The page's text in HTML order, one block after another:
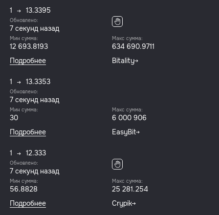
1 13.3395
Обновлено:
7 секунд назад
Мин сумма:
12 693.8193
Макс сумма:
634 690.9711
Подробнее
Bitality
1 13.3353
Обновлено:
7 секунд назад
Мин сумма:
30
Макс сумма:
6 000 906
Подробнее
EasyBit
1 12.333
Обновлено:
7 секунд назад
Мин сумма:
56.8828
Макс сумма:
25 281.254
Подробнее
Crypik